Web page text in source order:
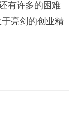
有许多的困难
亮剑的创业精